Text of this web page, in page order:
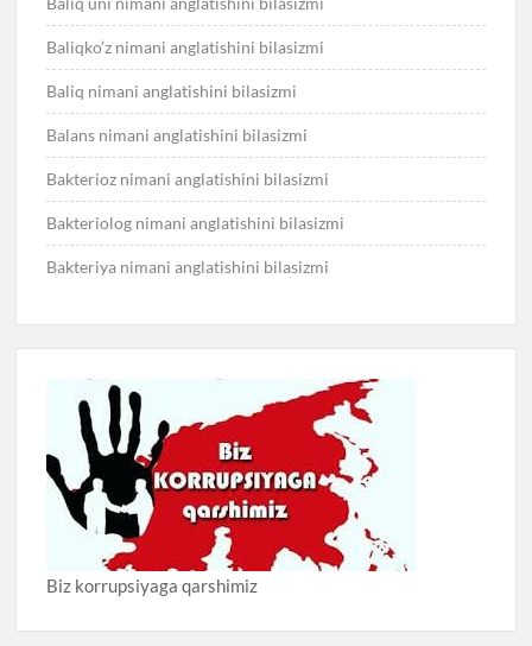
Baliqko’z nimani anglatishini bilasizmi
Baliq nimani anglatishini bilasizmi
Balans nimani anglatishini bilasizmi
Bakterioz nimani anglatishini bilasizmi
Bakteriolog nimani anglatishini bilasizmi
Bakteriya nimani anglatishini bilasizmi
Biz korrupsiyaga qarshimiz